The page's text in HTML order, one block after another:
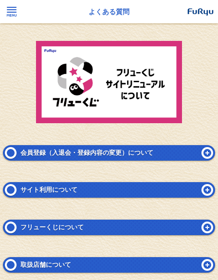
よくある質問
会員登録（入退会・登録内容の変更）について
サイト利用について
フリューくじについて
取扱店舗について